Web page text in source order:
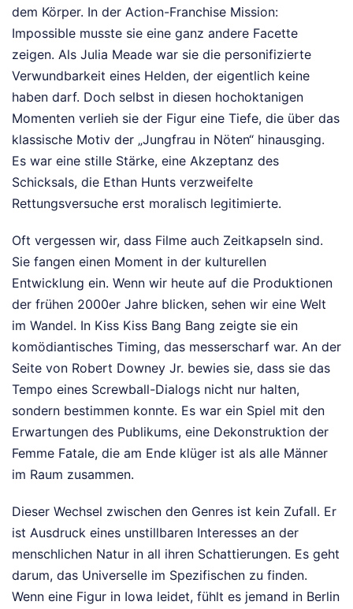
dem Körper. In der Action-Franchise Mission:
Impossible musste sie eine ganz andere Facette
zeigen. Als Julia Meade war sie die personifizierte
Verwundbarkeit eines Helden, der eigentlich keine
haben darf. Doch selbst in diesen hochoktanigen
Momenten verlieh sie der Figur eine Tiefe, die über das
klassische Motiv der „Jungfrau in Nöten“ hinausging.
Es war eine stille Stärke, eine Akzeptanz des
Schicksals, die Ethan Hunts verzweifelte
Rettungsversuche erst moralisch legitimierte.
Oft vergessen wir, dass Filme auch Zeitkapseln sind.
Sie fangen einen Moment in der kulturellen
Entwicklung ein. Wenn wir heute auf die Produktionen
der frühen 2000er Jahre blicken, sehen wir eine Welt
im Wandel. In Kiss Kiss Bang Bang zeigte sie ein
komödiantisches Timing, das messerscharf war. An der
Seite von Robert Downey Jr. bewies sie, dass sie das
Tempo eines Screwball-Dialogs nicht nur halten,
sondern bestimmen konnte. Es war ein Spiel mit den
Erwartungen des Publikums, eine Dekonstruktion der
Femme Fatale, die am Ende klüger ist als alle Männer
im Raum zusammen.
Dieser Wechsel zwischen den Genres ist kein Zufall. Er
ist Ausdruck eines unstillbaren Interesses an der
menschlichen Natur in all ihren Schattierungen. Es geht
darum, das Universelle im Spezifischen zu finden.
Wenn eine Figur in Iowa leidet, fühlt es jemand in Berlin